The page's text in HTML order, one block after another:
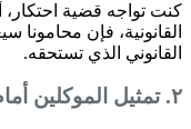
كنت تواجه قضية احتكار،
القانونية، فإن
القانوني الذي تستحقه.
٢. تمثيل الموكلين أمام المحاكم